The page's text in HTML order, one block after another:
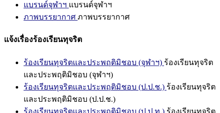
แบรนด์จุฬาฯ แบรนด์จุฬาฯ
ภาพบรรยากาศ ภาพบรรยากาศ
แจ้งเรื่องร้องเรียนทุจริต
ร้องเรียนทุจริตและประพฤติมิชอบ (จุฬาฯ) ร้องเรียนทุจริต
และประพฤติมิชอบ (จุฬาฯ)
ร้องเรียนทุจริตและประพฤติมิชอบ (ป.ป.ช.) ร้องเรียนทุจริต
และประพฤติมิชอบ (ป.ป.ช.)
ร้องเรียนทุจริตและประพฤติมิชอบ (ป.ป.ท.) ร้องเรียนทุจริต